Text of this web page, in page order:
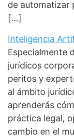
de automatizar
[…]
Inteligencia
Especialmente
jurídicos
peritos y
al ámbito
aprenderás
práctica legal,
cambio en el